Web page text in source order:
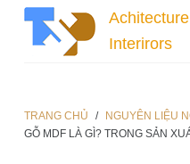
C
Interirors
TRANG CHỦ / NGUYÊN LIỆU
GỖ MDF LÀ GÌ? TRONG SẢN